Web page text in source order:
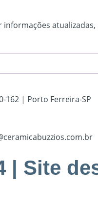
162 | Porto Ferreira-SP
| Site